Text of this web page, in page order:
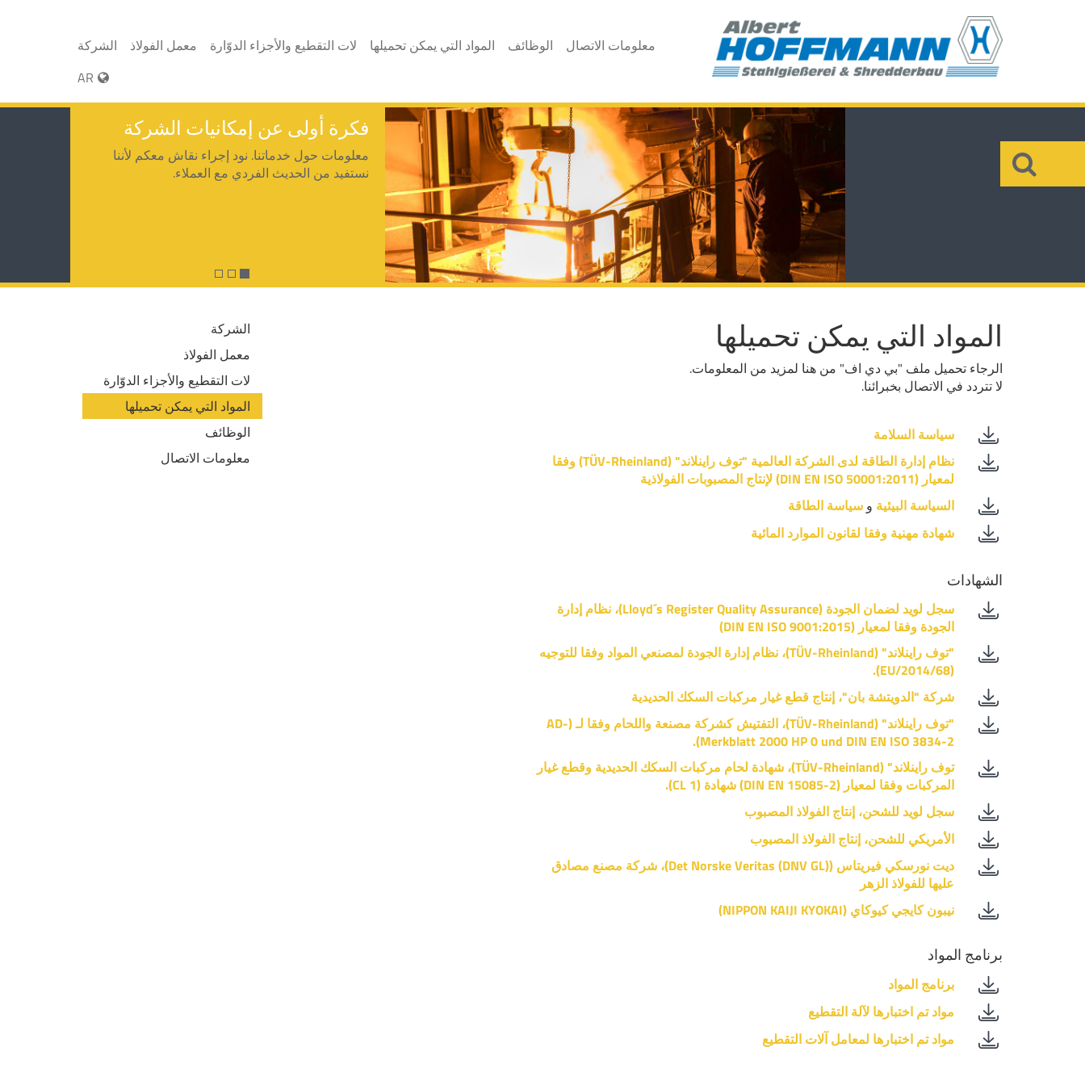
الشركة معمل الفولاذ لات التقطيع والأجزاء الدوّارة المواد التي يمكن تحميلها الوظائف
معلومات الاتصال
AR
فكرة أولى عن إمكانيات الشركة
معلومات حول خدماتنا. نود إجراء نقاش معكم لأننا
نستفيد من الحديث الفردي مع العملاء.
الشركة
معمل الفولاذ
لات التقطيع والأجزاء الدوّارة
المواد التي يمكن تحميلها
الوظائف
معلومات الاتصال
المواد التي يمكن تحميلها
الرجاء تحميل ملف "بي دي اف" من هنا لمزيد من المعلومات.
لا تتردد في الاتصال بخبرائنا.
سياسة السلامة
نظام إدارة الطاقة لدى الشركة العالمية "توف راينلاند" (TÜV-Rheinland) وفقا
لمعيار (DIN EN ISO 50001:2011) لإنتاج المصبوبات الفولاذية
السياسة البيئية و سياسة الطاقة
شهادة مهنية وفقا لقانون الموارد المائية
الشهادات
سجل لويد لضمان الجودة (Lloyd´s Register Quality Assurance)، نظام إدارة
الجودة وفقا لمعيار (DIN EN ISO 9001:2015)
"توف راينلاند" (TÜV-Rheinland)، نظام إدارة الجودة لمصنعي المواد وفقا للتوجيه
(2014/68/EU).
شركة "الدويتشة بان"، إنتاج قطع غيار مركبات السكك الحديدية
"توف راينلاند" (TÜV-Rheinland)، التفتيش كشركة مصنعة واللحام وفقا لـ (AD-
Merkblatt 2000 HP 0 und DIN EN ISO 3834-2).
توف راينلاند" (TÜV-Rheinland)، شهادة لحام مركبات السكك الحديدية وقطع غيار
المركبات وفقا لمعيار (DIN EN 15085-2) شهادة (CL 1).
سجل لويد للشحن، إنتاج الفولاذ المصبوب
الأمريكي للشحن، إنتاج الفولاذ المصبوب
ديت نورسكي فيريتاس (Det Norske Veritas (DNV GL))، شركة مصنع مصادق
عليها للفولاذ الزهر
نيبون كايجي كيوكاي (NIPPON KAIJI KYOKAI)
برنامج المواد
برنامج المواد
مواد تم اختبارها لآلة التقطيع
مواد تم اختبارها لمعامل آلات التقطيع
البحث